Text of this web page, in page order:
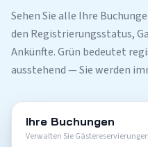
Sehen Sie alle Ihre
den Registrierungsstatus,
Ankünfte. Grün bedeutet
ausstehend — Sie werden
Ihre Buchungen
Verwalten Sie